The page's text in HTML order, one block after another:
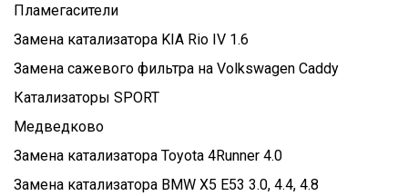
Пламегасители
Замена катализатора KIA Rio IV 1.6
Замена сажевого фильтра на Volkswagen Caddy
Катализаторы SPORT
Медведково
Замена катализатора Toyota 4Runner 4.0
Замена катализатора BMW X5 E53 3.0, 4.4, 4.8